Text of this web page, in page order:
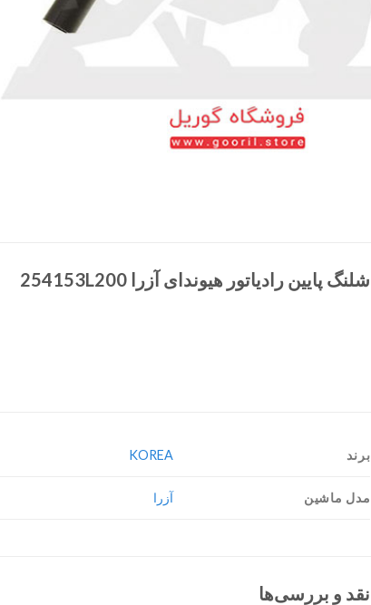
شلنگ پایین رادیاتور هیوندای آزرا 254153L200
برند KOREA
مدل ماشین آزرا
نقد و بررسی‌ها